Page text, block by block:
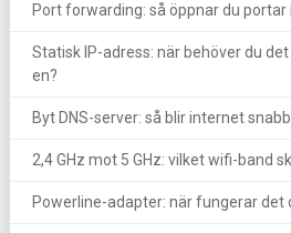
Port forwarding: så öppnar du portar
Statisk IP-adress: när behöver du
en?
Byt DNS-server: så blir internet
2,4 GHz mot 5 GHz: vilket wifi-band
Powerline-adapter: när fungerar det